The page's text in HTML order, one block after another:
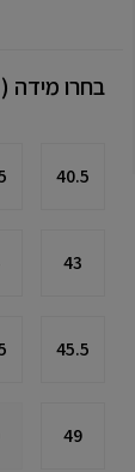
בחרו מידה (EU)
40.5
43
45.5
49